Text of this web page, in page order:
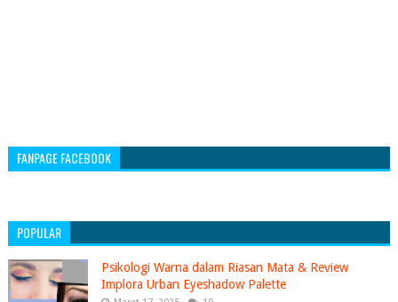
FANPAGE FACEBOOK
POPULAR
Psikologi Warna dalam Riasan Mata & Review
Implora Urban Eyeshadow Palette